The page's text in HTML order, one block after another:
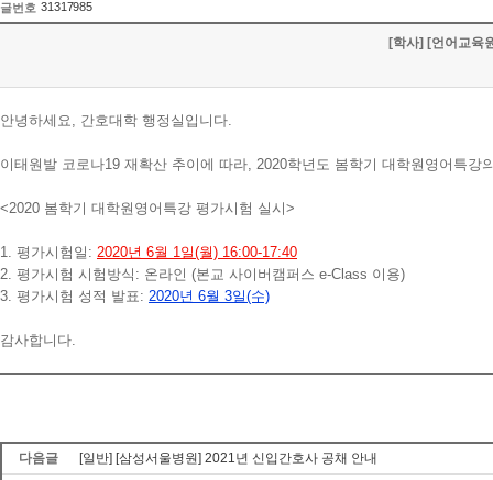
글번호 31317985
[학사] [언어교육
안녕하세요, 간호대학 행정실입니다.
이태원발 코로나19 재확산 추이에 따라, 2020학년도 봄학기 대학원영어특
<2020 봄학기 대학원영어특강 평가시험 실시>
1. 평가시험일: 2020년 6월 1일(월) 16:00-17:40
2. 평가시험 시험방식: 온라인 (본교 사이버캠퍼스 e-Class 이용)
3. 평가시험 성적 발표: 2020년 6월 3일(수)
감사합니다.
다음글
[일반] [삼성서울병원] 2021년 신입간호사 공채 안내